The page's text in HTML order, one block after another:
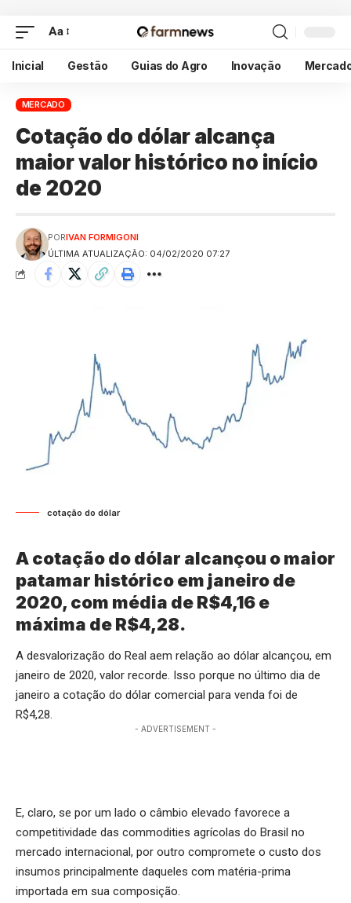
Aa
Inicial Gestão Guias do Agro Inovação
MERCADO
Cotação do dólar alcança
maior valor histórico no início
de 2020
ÚLTIMA ATUALIZAÇÃO: 04/02/2020 07:27
PORIVAN FORMIGONI
cotação do dólar
A cotação do dólar alcançou o maior
patamar histórico em janeiro de
2020, com média de R$4,16 e
máxima de R$4,28.
A desvalorização do Real aem relação ao dólar alcançou, em
janeiro de 2020, valor recorde. Isso porque no último dia de
janeiro a cotação do dólar comercial para venda foi de
R$4,28.
- ADVERTISEMENT -
E, claro, se por um lado o câmbio elevado favorece a
competitividade das commodities agrícolas do Brasil no
mercado internacional, por outro compromete o custo dos
insumos principalmente daqueles com matéria-prima
importada em sua composição.